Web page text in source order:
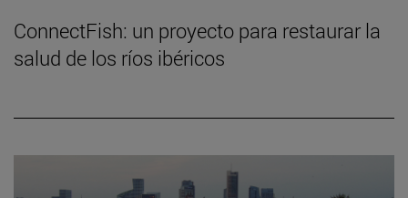
ConnectFish: un proyecto para restaurar la
salud de los ríos ibéricos